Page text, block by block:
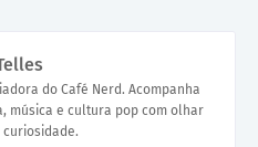
do Café Nerd. Acompanha
música e cultura pop com olhar